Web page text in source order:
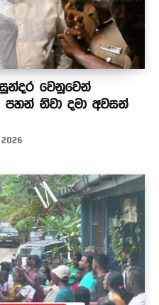
වෙනුවෙන්
නිවා දමා අවසන්
2026